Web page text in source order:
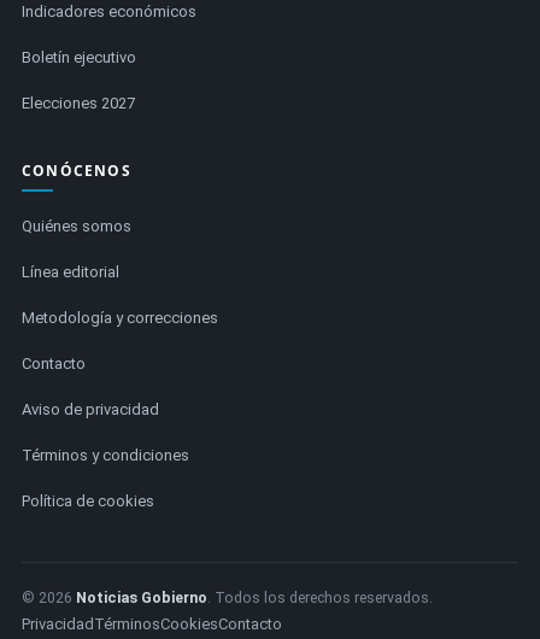
Indicadores económicos
Boletín ejecutivo
Elecciones 2027
CONÓCENOS
Quiénes somos
Línea editorial
Metodología y correcciones
Contacto
Aviso de privacidad
Términos y condiciones
Política de cookies
© 2026 Noticias Gobierno . Todos los derechos reservados.
Privacidad TérminosCookiesContacto